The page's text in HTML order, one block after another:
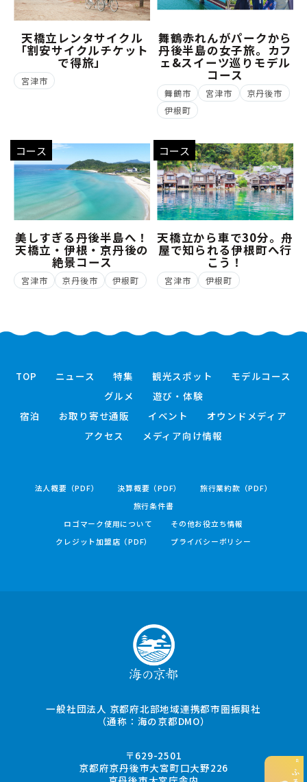
天橋立レンタサイクル
「割安サイクルチケット
で得旅」
宮津市
舞鶴赤れんがパークから
丹後半島の女子旅。カフ
ェ&スイーツ巡りモデル
コース
舞鶴市 宮津市
京丹後市
伊根町
コース
美しすぎる丹後半島へ！
天橋立・伊根・京丹後の
絶景コース
宮津市 京丹後市 伊根町
コース
天橋立から車で30分。舟
屋で知られる伊根町へ行
こう！
宮津市 伊根町
TOP ニュース 特集 観光スポット
モデルコース
グルメ
遊び・体験
宿泊
お取り寄せ通販 イベント
オウンドメディア
アクセス
メディア向け情報
法人概要（PDF） 決算概要（PDF）
旅行業約款（PDF）
旅行条件書
ロゴマーク使用について
その他お役立ち情報
クレジット加盟店（PDF）
プライバシーポリシー
一般社団法人 京都府北部地域連携都市圏振興社
（通称：海の京都DMO）
〒629-2501
京都府京丹後市大宮町口大野226